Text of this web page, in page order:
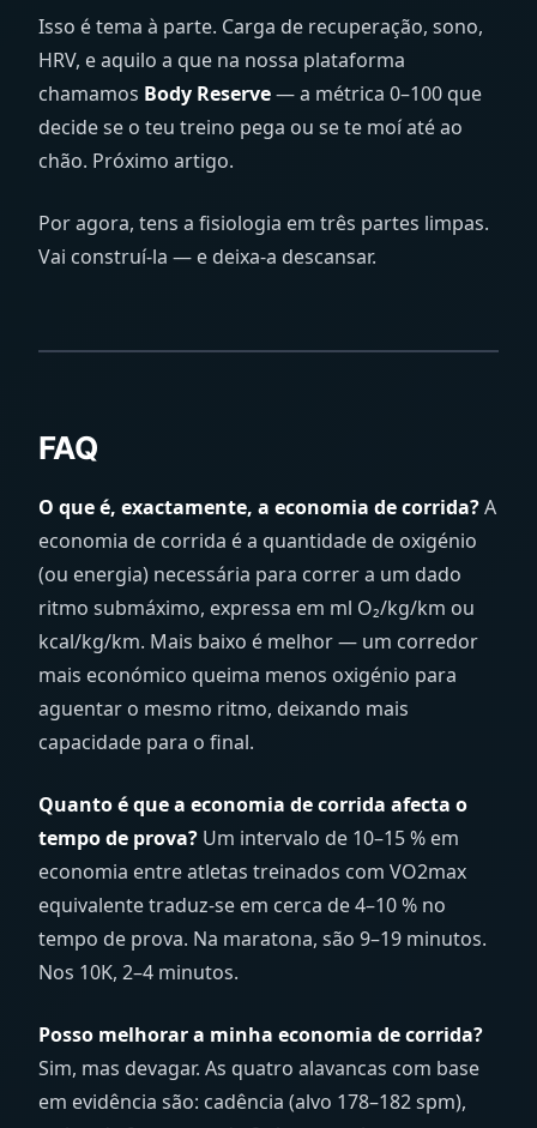
Isso é tema à parte. Carga de recuperação, sono,
HRV, e aquilo a que na nossa plataforma
chamamos Body Reserve— a métrica 0–100 que
decide se o teu treino pega ou se te moí até ao
chão. Próximo artigo.
Por agora, tens a fisiologia em três partes limpas.
Vai construí-la — e deixa-a descansar.
FAQ
O que é, exactamente, a economia de corrida?A
economia de corrida é a quantidade de oxigénio
(ou energia) necessária para correr a um dado
ritmo submáximo, expressa em ml O₂/kg/km ou
kcal/kg/km. Mais baixo é melhor — um corredor
mais económico queima menos oxigénio para
aguentar o mesmo ritmo, deixando mais
capacidade para o final.
Quanto é que a economia de corrida afecta o
tempo de prova? Um intervalo de 10–15 % em
economia entre atletas treinados com VO2max
equivalente traduz-se em cerca de 4–10 % no
tempo de prova. Na maratona, são 9–19 minutos.
Nos 10K, 2–4 minutos.
Posso melhorar a minha economia de corrida?
Sim, mas devagar. As quatro alavancas com base
em evidência são: cadência (alvo 178–182 spm),